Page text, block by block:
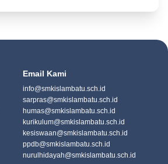
Email Kami
info@smkislambatu.sch.id
sarpras@smkislambatu.sch.id
humas@smkislambatu.sch.id
kurikulum@smkislambatu.sch.id
kesiswaan@smkislambatu.sch.id
ppdb@smkislambatu.sch.id
nurulhidayah@smkislambatu.sch.id